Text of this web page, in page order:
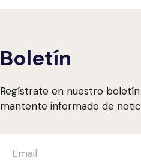
Boletín
Regístrate en nuestro
mantente informado de